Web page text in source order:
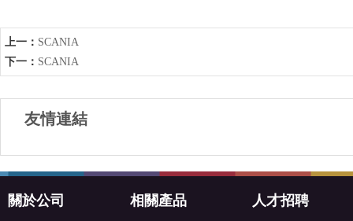
上一： SCANIA
下一： SCANIA
友情連結
關於公司 相關產品 人才招聘